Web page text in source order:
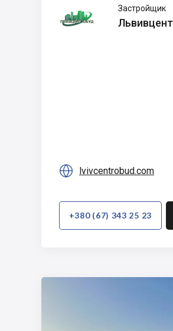
Застройщик
 lvivcentrobud.com
+380 (67) 343 25 23